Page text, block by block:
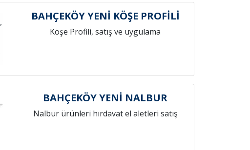
BAHÇEKÖY YENİ KÖŞE PROFİLİ
Köşe Profili, satış ve uygulama
BAHÇEKÖY YENİ NALBUR
Nalbur ürünleri hırdavat el aletleri satış